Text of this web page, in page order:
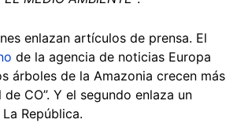
enlazan artículos de prensa. El
de la agencia de noticias Europa
árboles de la Amazonia crecen más
CO”. Y el segundo enlaza un
República.